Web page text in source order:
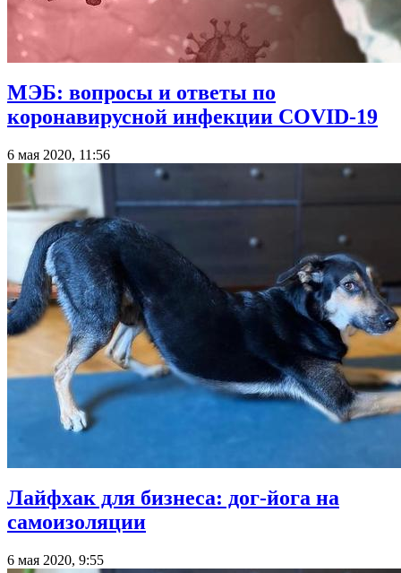
МЭБ: вопросы и ответы по
коронавирусной инфекции COVID-19
6 мая 2020, 11:56
Лайфхак для бизнеса: дог-йога на
самоизоляции
6 мая 2020, 9:55